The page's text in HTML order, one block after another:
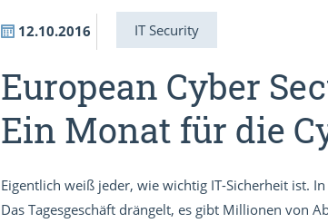
12.10.2016 IT Security
European Cyber
Ein Monat für die
Eigentlich weiß jeder, wie wichtig IT-Sicherheit ist.
Das Tagesgeschäft drängelt, es gibt Millionen von